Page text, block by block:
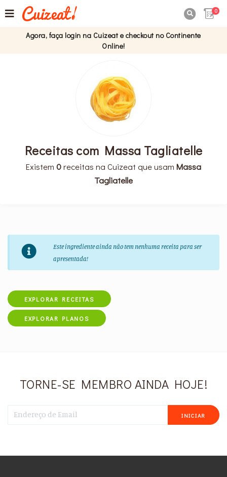
0
Agora, faça login na Cuizeat e checkout no Continente
Online!
Receitas com Massa Tagliatelle
Existem 0receitas na Cuizeat que usam Massa
Tagliatelle
Este ingrediente ainda não tem nenhuma receita para ser
apresentada!
EXPLORAR RECEITAS
EXPLORAR PLANOS
TORNE-SE MEMBRO AINDA HOJE!
INICIAR